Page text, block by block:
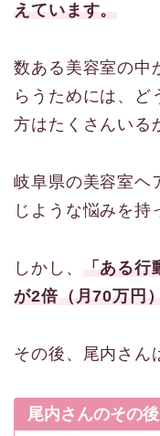
えています。
数ある美容室の中
らうためには、ど
方はたくさんいる
岐阜県の美容室ヘ
じような悩みを持
しかし、
「ある
が2倍（月70万円
その後、尾内さん
尾内さんのその後